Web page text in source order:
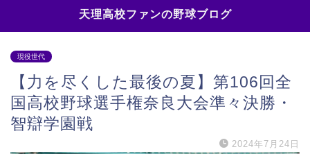
天理高校ファンの野球ブログ
現役世代
【力を尽くした最後の夏】第106回全
国高校野球選手権奈良大会準々決勝・
智辯学園戦
2024年7月24日